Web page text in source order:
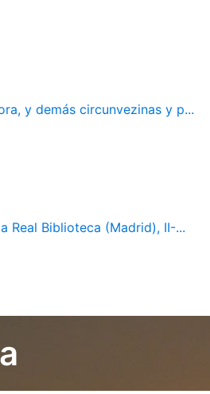
y demás circunvezinas y p...
Real Biblioteca (Madrid), II-...